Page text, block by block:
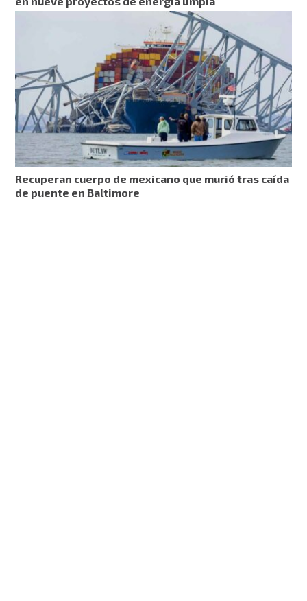
Recuperan cuerpo de mexicano que murió tras caída
de puente en Baltimore